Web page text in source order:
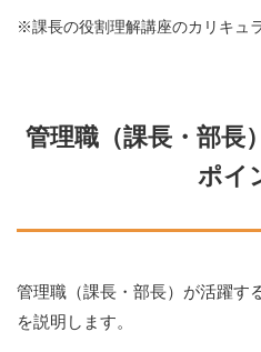
課長の役割理解講座のカリキュ
管理職（課長・部長
ポイ
管理職（課長・部長）が活躍す
を説明します。